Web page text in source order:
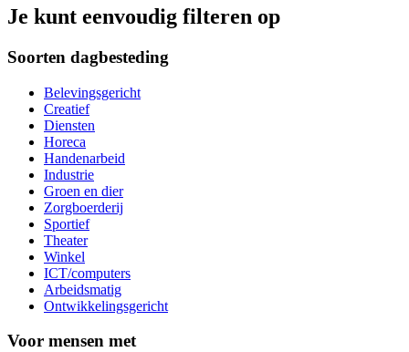
Je kunt eenvoudig filteren op
Soorten dagbesteding
Belevingsgericht
Creatief
Diensten
Horeca
Handenarbeid
Industrie
Groen en dier
Zorgboerderij
Sportief
Theater
Winkel
ICT/computers
Arbeidsmatig
Ontwikkelingsgericht
Voor mensen met